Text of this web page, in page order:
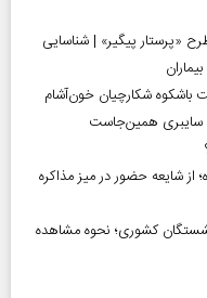
طرح «پرستار پیگیر» | شناسایی
سایبری همین‌جاست
شایعه حضور در میز مذاکره
تومانی بازنشستگان کشوری؛ نحوه مشاهده